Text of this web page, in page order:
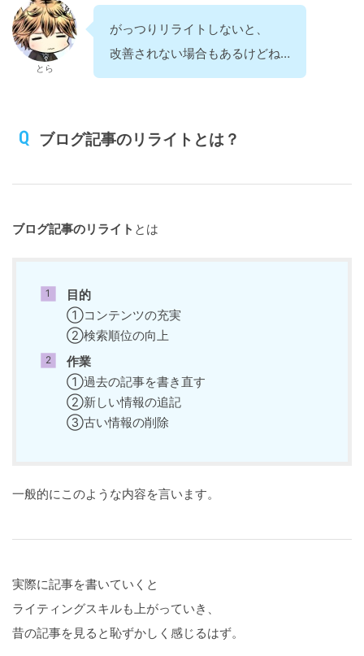
とら
がっつりリライトしないと、
改善されない場合もあるけどね…
ブログ記事のリライトとは？
ブログ記事のリライト とは
目的
①コンテンツの充実
②検索順位の向上
作業
①過去の記事を書き直す
②新しい情報の追記
③古い情報の削除
一般的にこのような内容を言います。
実際に記事を書いていくと
ライティングスキルも上がっていき、
昔の記事を見ると恥ずかしく感じるはず。